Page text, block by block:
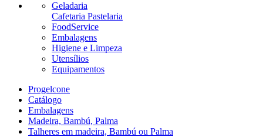
Geladaria
Cafetaria Pastelaria
FoodService
Embalagens
Higiene e Limpeza
Utensílios
Equipamentos
Progelcone
Catálogo
Embalagens
Madeira, Bambú, Palma
Talheres em madeira, Bambú ou Palma